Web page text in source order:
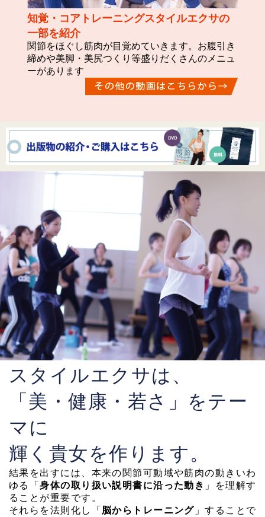
知覚・コアトレーニングスタイルエクサの
一部を紹介
関節をほぐし筋肉が目覚めていきます。お腹引き
締めや美脚・美尻つくり等盛りだくさんのメニュ
ーがあります
スタイルエクサは、
「美・健康・若さ」をテー
マに
輝く貴女を作ります。
結果を出すには、本来の関節可動域や筋肉の動きいわ
ゆる「身体の取り扱い説明書に沿った動き 」を理解す
ることが重要です。
それらを法則化し「 脳からトレーニング 」することで